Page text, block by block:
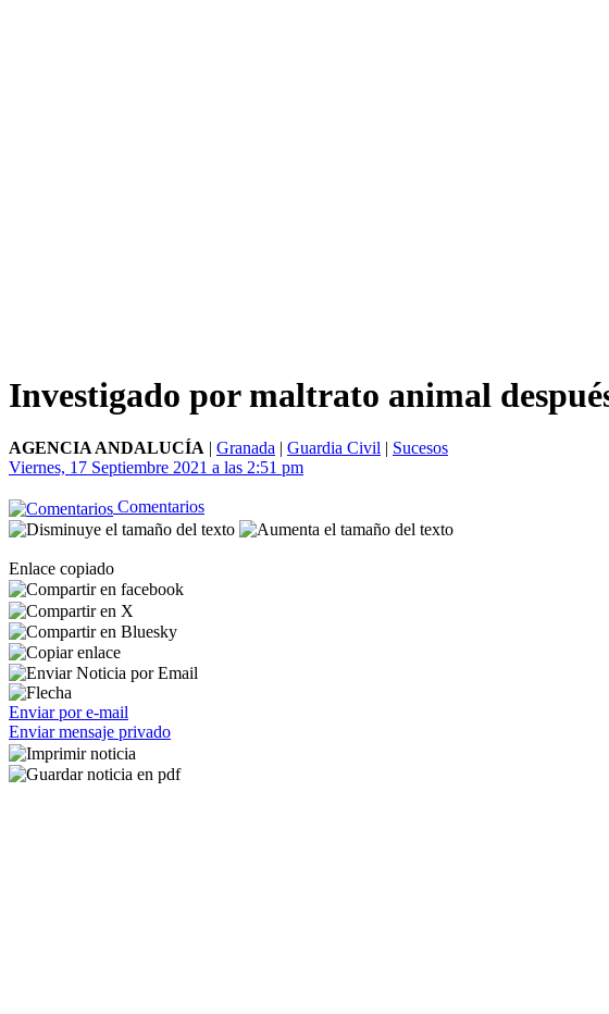
Investigado por maltrato animal
AGENCIA ANDALUCÍA | Granada | Guardia Civil | Sucesos
Viernes, 17 Septiembre 2021 a las 2:51 pm
Comentarios
Enlace copiado
Enviar por e-mail
Enviar mensaje privado